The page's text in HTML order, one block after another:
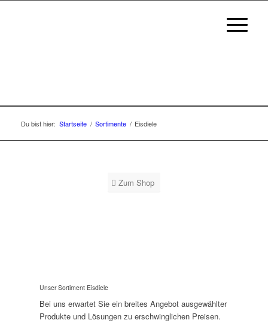
Du bist hier: Startseite / Sortimente / Eisdiele
Zum Shop
Unser Sortiment Eisdiele
Bei uns erwartet Sie ein breites Angebot ausgewählter
Produkte und Lösungen zu erschwinglichen Preisen.